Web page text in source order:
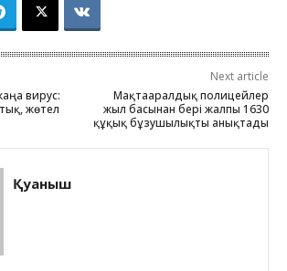
вирус:
жөтел
Next article
Мақтааралдық полицейлер
жыл басынан бері жалпы 1630
құқық бұзушылықты анықтады
Қуаныш